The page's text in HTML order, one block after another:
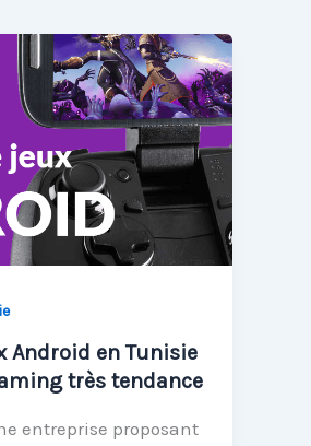
Android en Tunisie
très tendance
entreprise proposant